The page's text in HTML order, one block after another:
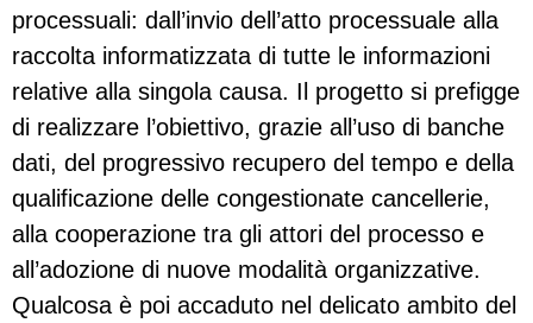
processuali: dall’invio dell’atto processuale alla
raccolta informatizzata di tutte le informazioni
relative alla singola causa. Il progetto si prefigge
di realizzare l’obiettivo, grazie all’uso di banche
dati, del progressivo recupero del tempo e della
qualificazione delle congestionate cancellerie,
alla cooperazione tra gli attori del processo e
all’adozione di nuove modalità organizzative.
Qualcosa è poi accaduto nel delicato ambito del